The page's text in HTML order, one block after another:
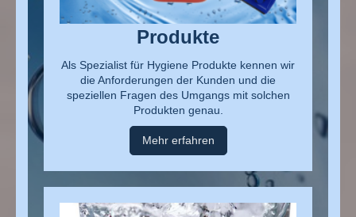
Produkte
Als Spezialist für Hygiene Produkte kennen wir
die Anforderungen der Kunden und die
speziellen Fragen des Umgangs mit solchen
Produkten genau.
Mehr erfahren